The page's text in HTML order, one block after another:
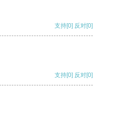
支持[0] 反对[0]
支持[0] 反对[0]